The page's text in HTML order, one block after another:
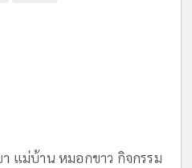
แม่บ้าน หมอกขาว กิจกรรม